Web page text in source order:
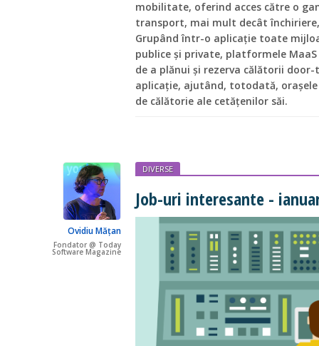
mobilitate, oferind acces către o
transport, mai mult decât
Grupând într-o aplicație toate
publice și private, platformele
de a plănui și rezerva călătorii
aplicație, ajutând, totodată,
de călătorie ale cetățenilor săi.
Ovidiu Mățan
Fondator @ Today
Software Magazine
DIVERSE
Job-uri interesante -